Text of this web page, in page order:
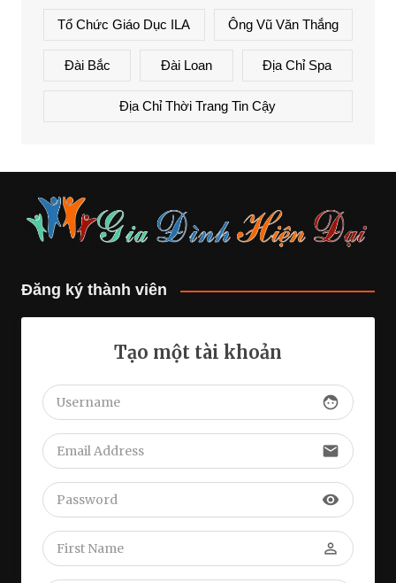
Tổ Chức Giáo Dục ILA Ông Vũ Văn Thắng
Đài Bắc Đài Loan Địa Chỉ Spa
Địa Chỉ Thời Trang Tin Cậy
Đăng ký thành viên
Tạo một tài khoản
face
email
visibility
perm_identity